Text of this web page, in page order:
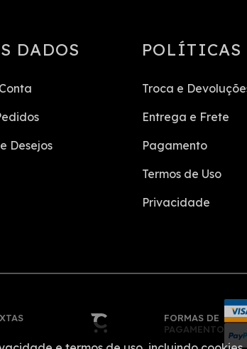
DADOS
Desejos
POLÍTICAS
Troca e
Entrega e Frete
Pagamento
Termos de Uso
Privacidade
FORMAS DE
PAGAMENTO